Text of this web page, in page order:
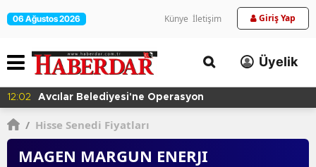
06 Ağustos 2026 Künye İletişim Giriş Yap
Üyelik
12:02 Avcılar Belediyesi'ne Operasyon
/ Hisse Senedi Fiyatları
MAGEN MARGUN ENERJI